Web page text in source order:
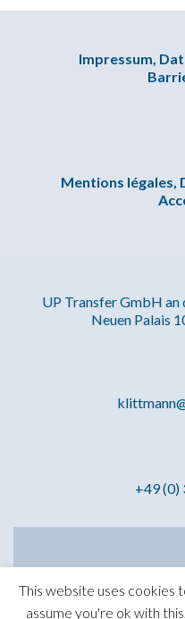
Impressum,
Mentions légales,
UP Transfer GmbH
Neuen Palais
+49 (0)
MEGA - Master
This website uses cookies
assume you're ok with